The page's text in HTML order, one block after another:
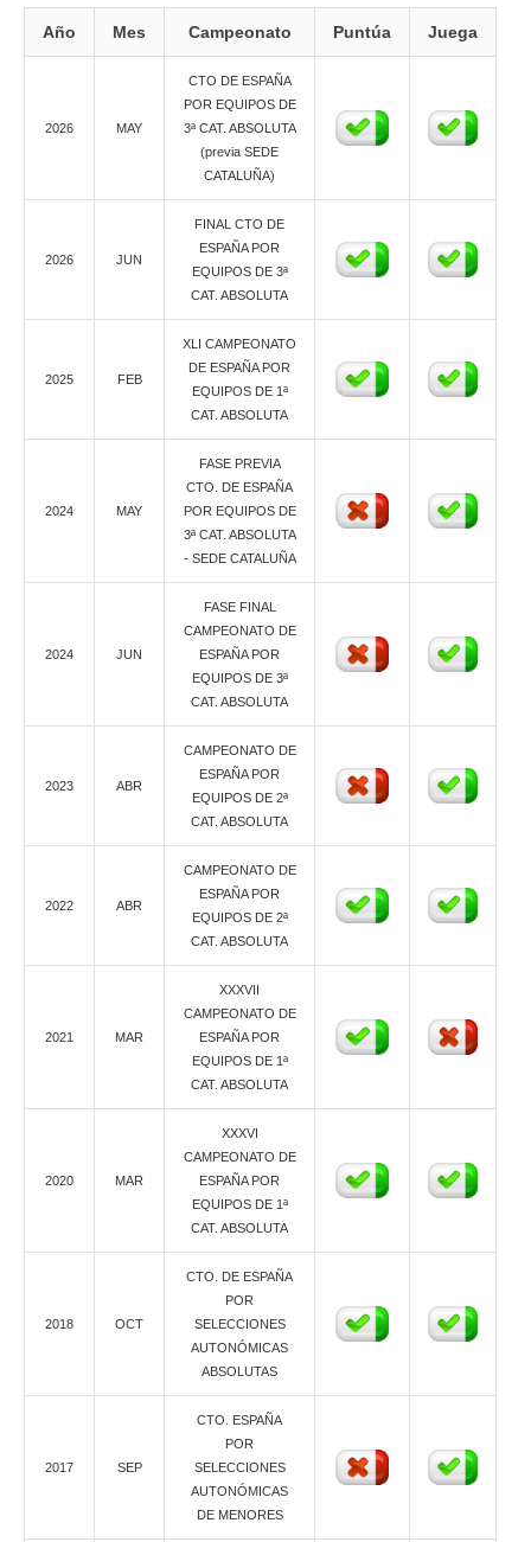
Año Mes Campeonato Puntúa Juega
2026 MAY
CTO DE ESPAÑA
POR EQUIPOS DE
3ª CAT. ABSOLUTA
(previa SEDE
CATALUÑA)
2026 JUN
FINAL CTO DE
ESPAÑA POR
EQUIPOS DE 3ª
CAT. ABSOLUTA
2025 FEB
XLI CAMPEONATO
DE ESPAÑA POR
EQUIPOS DE 1ª
CAT. ABSOLUTA
2024 MAY
FASE PREVIA
CTO. DE ESPAÑA
POR EQUIPOS DE
3ª CAT. ABSOLUTA
- SEDE CATALUÑA
2024 JUN
FASE FINAL
CAMPEONATO DE
ESPAÑA POR
EQUIPOS DE 3ª
CAT. ABSOLUTA
2023 ABR
CAMPEONATO DE
ESPAÑA POR
EQUIPOS DE 2ª
CAT. ABSOLUTA
2022 ABR
CAMPEONATO DE
ESPAÑA POR
EQUIPOS DE 2ª
CAT. ABSOLUTA
2021 MAR
XXXVII
CAMPEONATO DE
ESPAÑA POR
EQUIPOS DE 1ª
CAT. ABSOLUTA
2020 MAR
XXXVI
CAMPEONATO DE
ESPAÑA POR
EQUIPOS DE 1ª
CAT. ABSOLUTA
2018 OCT
CTO. DE ESPAÑA
POR
SELECCIONES
AUTONÓMICAS
ABSOLUTAS
2017 SEP
CTO. ESPAÑA
POR
SELECCIONES
AUTONÓMICAS
DE MENORES